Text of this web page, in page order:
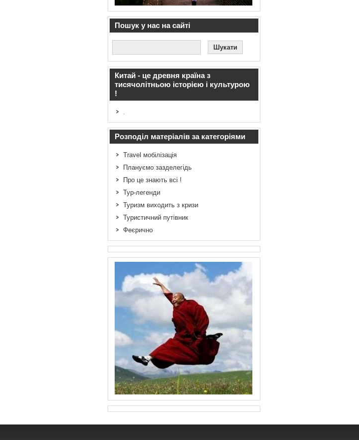
Пошук у нас на сайті
Китай - це древня країна з
тисячолітньою історією і культурою
!
.
Розподіл матеріалів за категоріями
Travel мобілізація
Плануємо зазделегідь
Про це знають всі !
Тур-легенди
Туризм виходить з кризи
Туристичний путівник
Феєрично